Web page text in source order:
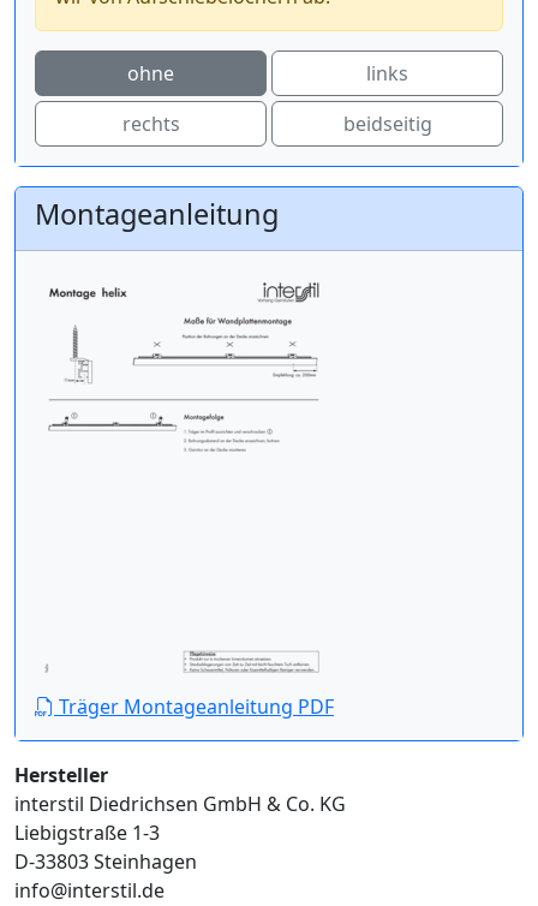
ohne
links
rechts
beidseitig
Montageanleitung
Träger Montageanleitung PDF
Hersteller
interstil Diedrichsen GmbH & Co. KG
Liebigstraße 1-3
D-33803 Steinhagen
info@interstil.de